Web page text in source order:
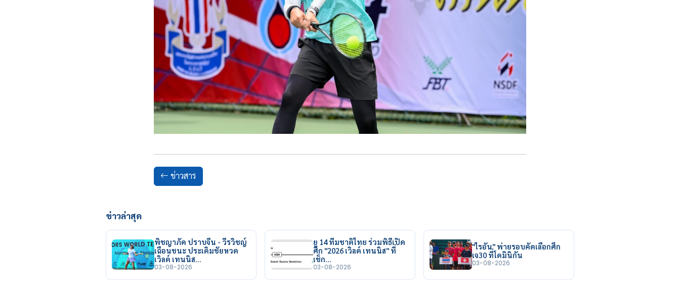
ข่าวสาร
ข่าวล่าสุด
พิชญาภัค ปราบจีน - วีรวิชญ์
เฉือนชนะ ประเดิมชัยหวด
เวิลด์ เทนนิส…
03-08-2026
ยู 14 ทีมชาติไทย ร่วมพิธีเปิด
ศึก "2026 เวิลด์ เทนนิส" ที่
เช็ก…
03-08-2026
"ไรอัน" พ่ายรอบคัดเลือกศึก
เจ30 ที่โดมินิกัน
03-08-2026